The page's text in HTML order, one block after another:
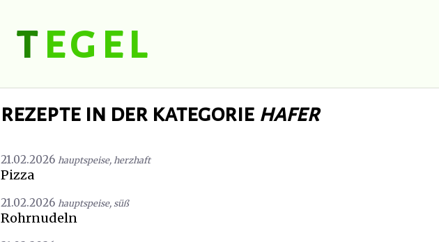
tegel
rezepte in der kategorie hafer
21.02.2026 hauptspeise, herzhaft
Pizza
21.02.2026 hauptspeise, süß
Rohrnudeln